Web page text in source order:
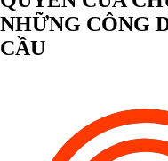
NHỮNG CÔNG
CẦU